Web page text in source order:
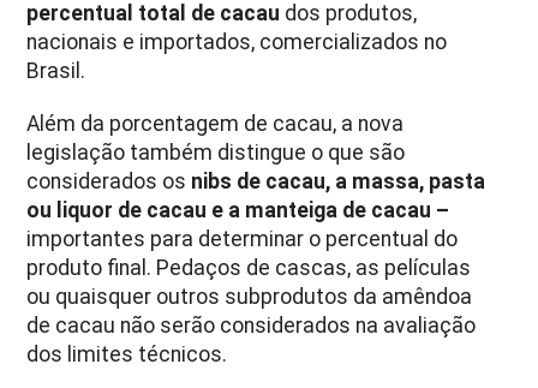
percentual total de cacau dos produtos,
nacionais e importados, comercializados no
Brasil.
Além da porcentagem de cacau, a nova
legislação também distingue o que são
considerados os nibs de cacau, a massa, pasta
ou liquor de cacau e a manteiga de cacau –
importantes para determinar o percentual do
produto final. Pedaços de cascas, as películas
ou quaisquer outros subprodutos da amêndoa
de cacau não serão considerados na avaliação
dos limites técnicos.